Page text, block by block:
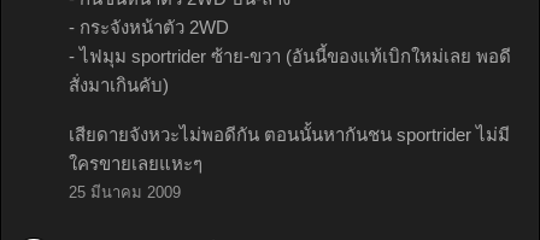
- กระจังหน้าตัว 2WD
- ไฟมุม sportrider ซ้าย-ขวา (อันนี้ของแท้เบิกใหม่เลย พอดี
สั่งมาเกินคับ)
เสียดายจังหวะไม่พอดีกัน ตอนนั้นหากันชน sportrider ไม่มี
ใครขายเลยแหะๆ
25 มีนาคม 2009